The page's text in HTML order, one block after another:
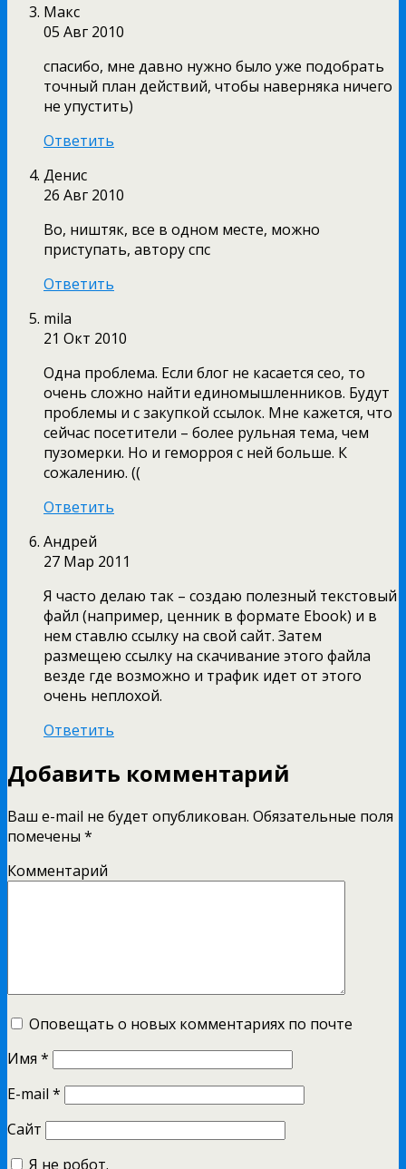
Макс
05 Авг 2010
спасибо, мне давно нужно было уже подобрать
точный план действий, чтобы наверняка ничего
не упустить)
Ответить
Денис
26 Авг 2010
Во, ништяк, все в одном месте, можно
приступать, автору спс
Ответить
mila
21 Окт 2010
Одна проблема. Если блог не касается сео, то
очень сложно найти единомышленников. Будут
проблемы и с закупкой ссылок. Мне кажется, что
сейчас посетители – более рульная тема, чем
пузомерки. Но и геморроя с ней больше. К
сожалению. ((
Ответить
Андрей
27 Мар 2011
Я часто делаю так – создаю полезный текстовый
файл (например, ценник в формате Еbook) и в
нем ставлю ссылку на свой сайт. Затем
размещею ссылку на скачивание этого файла
везде где возможно и трафик идет от этого
очень неплохой.
Ответить
Добавить комментарий
Ваш e-mail не будет опубликован. Обязательные поля
помечены *
Комментарий
Оповещать о новых комментариях по почте
Имя *
E-mail *
Сайт
Я не робот.